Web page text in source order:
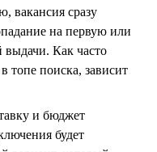
вакансия сразу
на первую или
выдачи. Как часто
топе поиска, зависит
и бюджет
будет